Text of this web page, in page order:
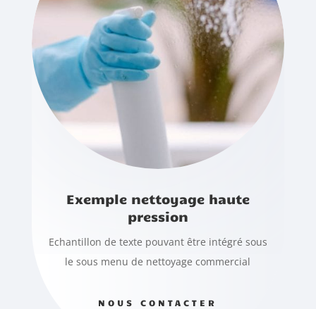
Exemple nettoyage haute
pression
Echantillon de texte pouvant être intégré sous
le sous menu de nettoyage commercial
NOUS CONTACTER